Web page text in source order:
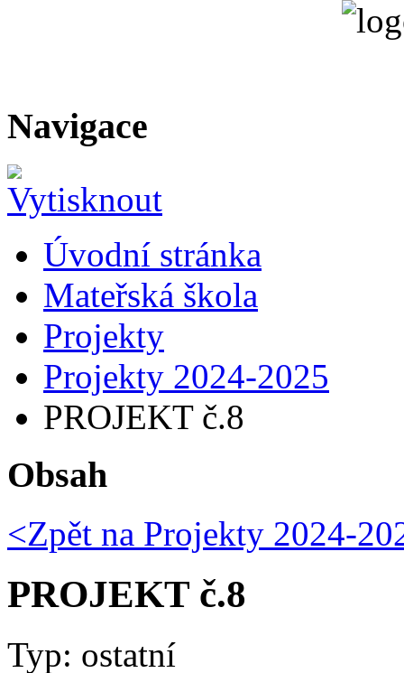
Navigace
Úvodní stránka
Mateřská škola
Projekty
Projekty 2024-2025
PROJEKT č.8
Obsah
<Zpět na Projekty 2024-
PROJEKT č.8
Typ: ostatní